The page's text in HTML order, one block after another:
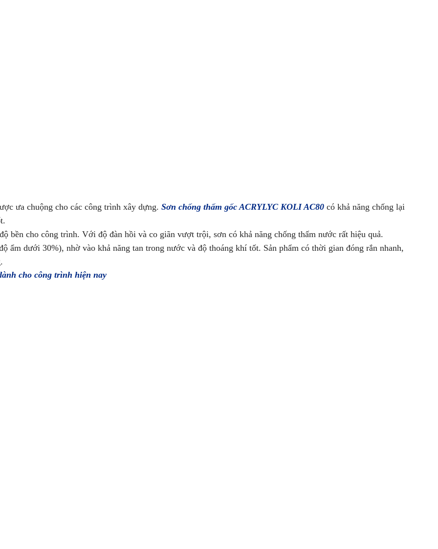
ưa chuộng cho các công trình xây dựng. Sơn chống thấm gốc ACRYLYC KOLI AC80 có khả năng chống lại
bền cho công trình. Với độ đàn hồi và co giãn vượt trội, sơn có khả năng chống thấm nước rất hiệu quả.
ẩm dưới 30%), nhờ vào khả năng tan trong nước và độ thoáng khí tốt. Sản phẩm có thời gian đóng rắn nhanh,
cho công trình hiện nay